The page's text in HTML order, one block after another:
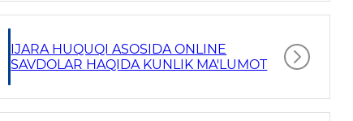
IJARA HUQUQI ASOSIDA ONLINE
SAVDOLAR HAQIDA KUNLIK MA'LUMOT